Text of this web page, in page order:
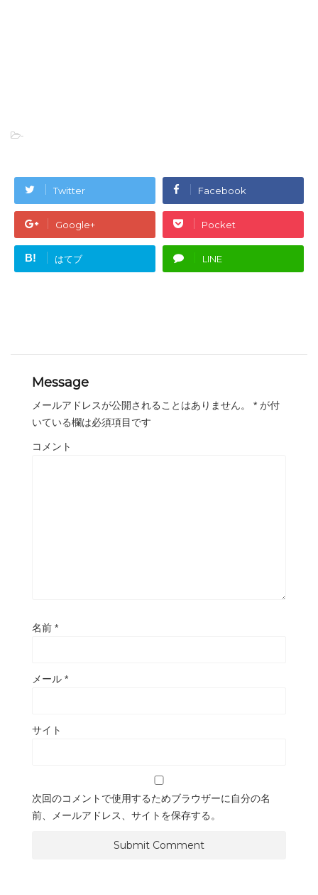
-
Twitter Facebook
Google+ Pocket
B! はてブ LINE
Message
メールアドレスが公開されることはありません。 * が付
いている欄は必須項目です
コメント
名前 *
メール *
サイト
次回のコメントで使用するためブラウザーに自分の名
前、メールアドレス、サイトを保存する。